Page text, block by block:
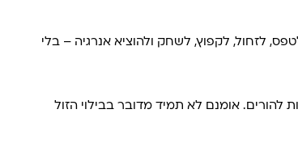
לזחול, לקפוץ, לשחק ולהוציא אנרגיה – בלי
להורים. אומנם לא תמיד מדובר בבילוי הזול